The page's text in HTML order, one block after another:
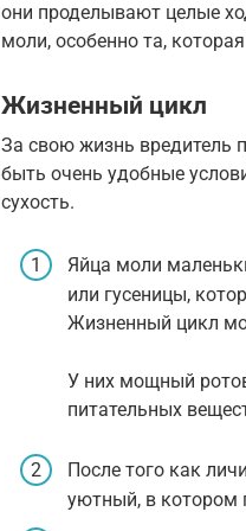
они проделывают целые
моли, особенно та,
Жизненный цикл
За свою жизнь вредитель
быть очень удобные
сухость.
Яйца моли
или гусеницы,
Жизненный цикл
У них мощный
питательных
После того как
уютный, в котором